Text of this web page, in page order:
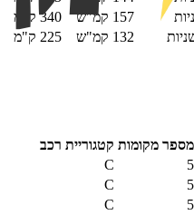
157 קמ"ש 340ק"מ
132 קמ"ש 225 ק"מ
מספר מקומות קטגוריית רכב
5
C
5
C
5
C